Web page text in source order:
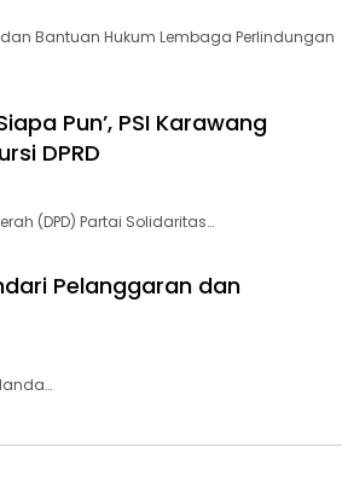
Bantuan Hukum Lembaga Perlindungan
Pun’, PSI Karawang
DPRD
(DPD) Partai Solidaritas…
Pelanggaran dan